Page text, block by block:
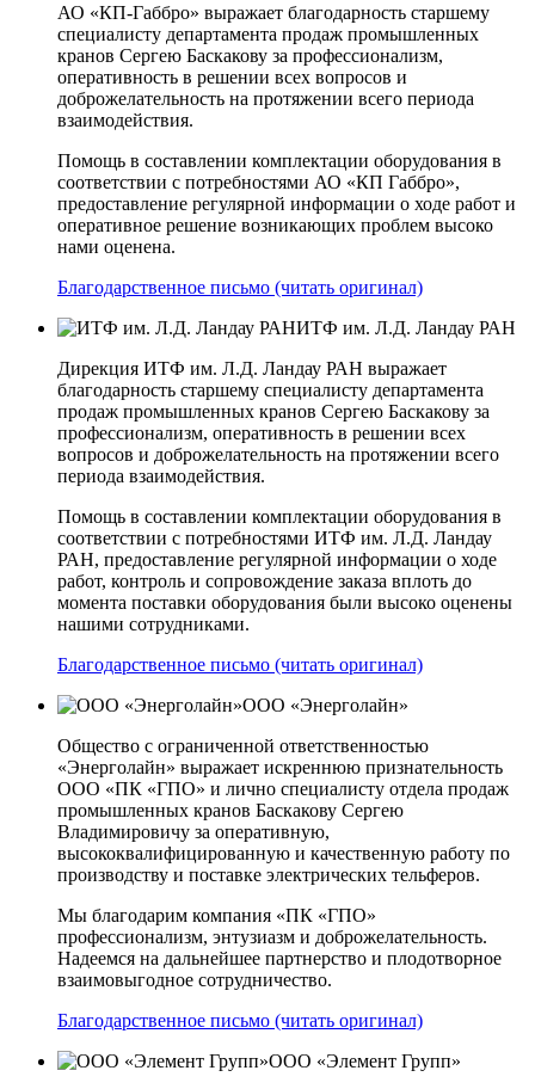
АО «КП-Габбро» выражает благодарность старшему
специалисту департамента продаж промышленных
кранов Сергею Баскакову за профессионализм,
оперативность в решении всех вопросов и
доброжелательность на протяжении всего периода
взаимодействия.
Помощь в составлении комплектации оборудования в
соответствии с потребностями АО «КП­ Габбро»,
предоставление регулярной информации о ходе работ и
оперативное решение возникающих проблем высоко
нами оценена.
Благодарственное письмо (читать оригинал)
ИТФ им. Л.Д. Ландау РАН
Дирекция ИТФ им. Л.Д. Ландау РАН выражает
благодарность старшему специалисту департамента
продаж промышленных кранов Сергею Баскакову за
профессионализм, оперативность в решении всех
вопросов и доброжелательность на протяжении всего
периода взаимодействия.
Помощь в составлении комплектации оборудования в
соответствии с потребностями ИТФ им. Л.Д. Ландау
РАН, предоставление регулярной информации о ходе
работ, контроль и сопровождение заказа вплоть до
момента поставки оборудования были высоко оценены
нашими сотрудниками.
Благодарственное письмо (читать оригинал)
ООО «Энерголайн»
Общество с ограниченной ответственностью
«Энерголайн» выражает искреннюю признательность
ООО «ПК «ГПО» и лично специалисту отдела продаж
промышленных кранов Баскакову Сергею
Владимировичу за оперативную,
высококвалифицированную и качественную работу по
производству и поставке электрических тельферов.
Мы благодарим компания «ПК «ГПО»
профессионализм, энтузиазм и доброжелательность.
Надеемся на дальнейшее партнерство и плодотворное
взаимовыгодное сотрудничество.
Благодарственное письмо (читать оригинал)
ООО «Элемент Групп»